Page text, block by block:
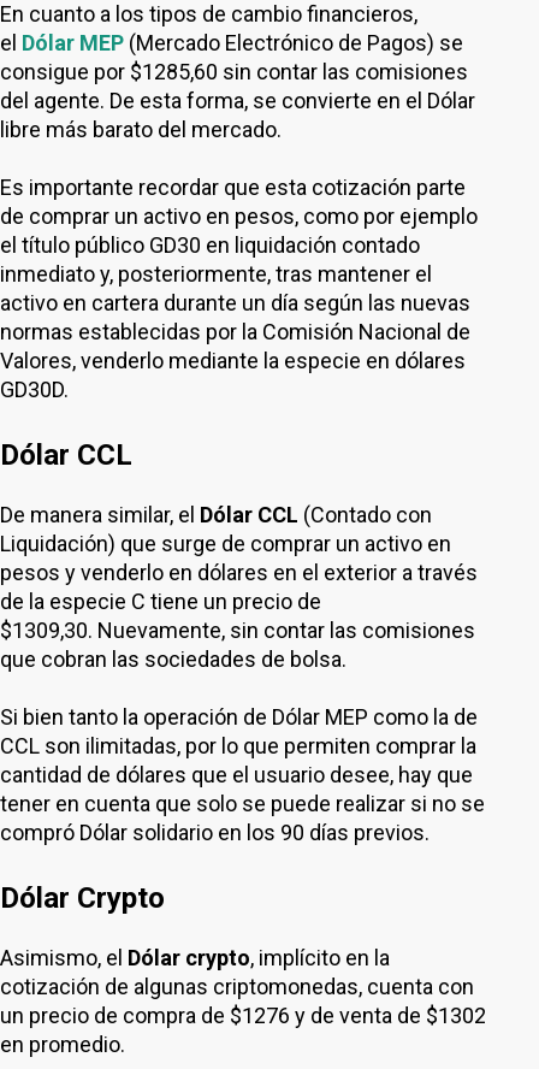
En cuanto a los tipos de cambio financieros,
el Dólar MEP (Mercado Electrónico de Pagos) se
consigue por $1285,60 sin contar las comisiones
del agente. De esta forma, se convierte en el Dólar
libre más barato del mercado.
Es importante recordar que esta cotización parte
de comprar un activo en pesos, como por ejemplo
el título público GD30 en liquidación contado
inmediato y, posteriormente, tras mantener el
activo en cartera durante un día según las nuevas
normas establecidas por la Comisión Nacional de
Valores, venderlo mediante la especie en dólares
GD30D.
Dólar CCL
De manera similar, el Dólar CCL (Contado con
Liquidación) que surge de comprar un activo en
pesos y venderlo en dólares en el exterior a través
de la especie C tiene un precio de
$1309,30. Nuevamente, sin contar las comisiones
que cobran las sociedades de bolsa.
Si bien tanto la operación de Dólar MEP como la de
CCL son ilimitadas, por lo que permiten comprar la
cantidad de dólares que el usuario desee, hay que
tener en cuenta que solo se puede realizar si no se
compró Dólar solidario en los 90 días previos.
Dólar Crypto
Asimismo, el Dólar crypto, implícito en la
cotización de algunas criptomonedas, cuenta con
un precio de compra de $1276 y de venta de $1302
en promedio.